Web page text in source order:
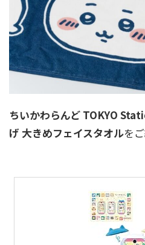
ちいかわらんど TOKYO
げ 大きめフェイスタオルを